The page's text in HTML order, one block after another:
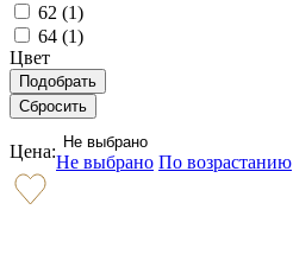
62 (1)
64 (1)
Цвет
Цена: Не выбрано
Не выбрано По возрастанию